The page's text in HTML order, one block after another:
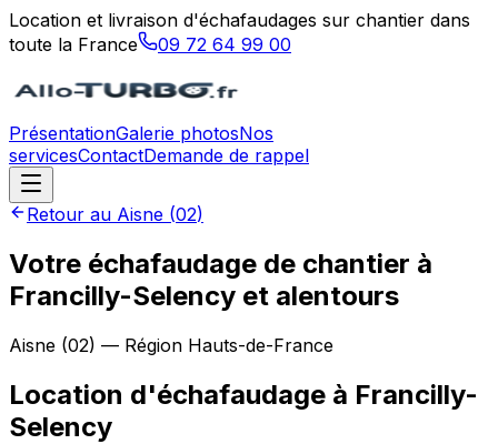
Location et livraison d'échafaudages sur chantier dans
toute la France
09 72 64 99 00
PrésentationGalerie photosNos
servicesContactDemande de rappel
Retour au Aisne (02)
Votre échafaudage de chantier à
Francilly-Selency et alentours
Aisne (02) — Région Hauts-de-France
Location d'échafaudage à Francilly-
Selency